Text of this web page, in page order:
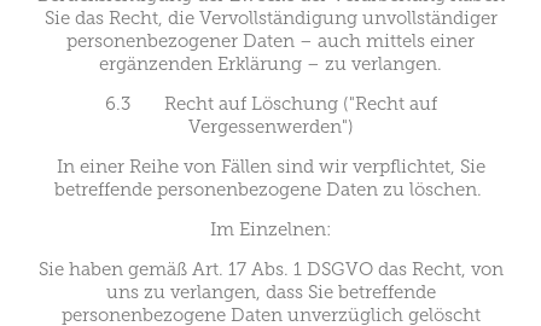
Sie das Recht, die Vervollständigung unvollständiger
personenbezogener Daten – auch mittels einer
ergänzenden Erklärung – zu verlangen.
6.3 Recht auf Löschung ("Recht auf
Vergessenwerden")
In einer Reihe von Fällen sind wir verpflichtet, Sie
betreffende personenbezogene Daten zu löschen.
Im Einzelnen:
Sie haben gemäß Art. 17 Abs. 1 DSGVO das Recht, von
uns zu verlangen, dass Sie betreffende
personenbezogene Daten unverzüglich gelöscht